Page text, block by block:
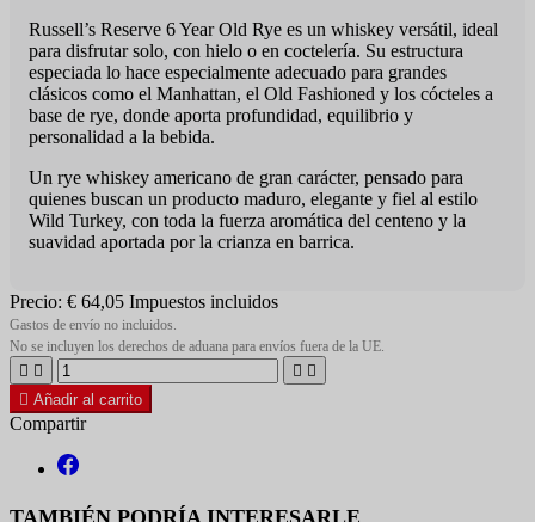
Russell’s Reserve 6 Year Old Rye es un whiskey versátil, ideal
para disfrutar solo, con hielo o en coctelería. Su estructura
especiada lo hace especialmente adecuado para grandes
clásicos como el Manhattan, el Old Fashioned y los cócteles a
base de rye, donde aporta profundidad, equilibrio y
personalidad a la bebida.
Un rye whiskey americano de gran carácter, pensado para
quienes buscan un producto maduro, elegante y fiel al estilo
Wild Turkey, con toda la fuerza aromática del centeno y la
suavidad aportada por la crianza en barrica.
Precio: € 64,05 Impuestos incluidos
Gastos de envío no incluidos.
No se incluyen los derechos de aduana para envíos fuera de la UE.
   
 Añadir al carrito
Compartir
TAMBIÉN PODRÍA INTERESARLE